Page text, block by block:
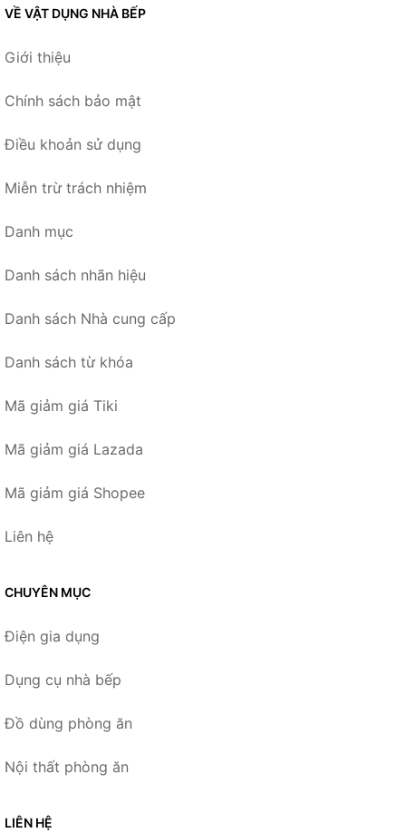
VỀ VẬT DỤNG NHÀ BẾP
Giới thiệu
Chính sách bảo mật
Điều khoản sử dụng
Miễn trừ trách nhiệm
Danh mục
Danh sách nhãn hiệu
Danh sách Nhà cung cấp
Danh sách từ khóa
Mã giảm giá Tiki
Mã giảm giá Lazada
Mã giảm giá Shopee
Liên hệ
CHUYÊN MỤC
Điện gia dụng
Dụng cụ nhà bếp
Đồ dùng phòng ăn
Nội thất phòng ăn
LIÊN HỆ